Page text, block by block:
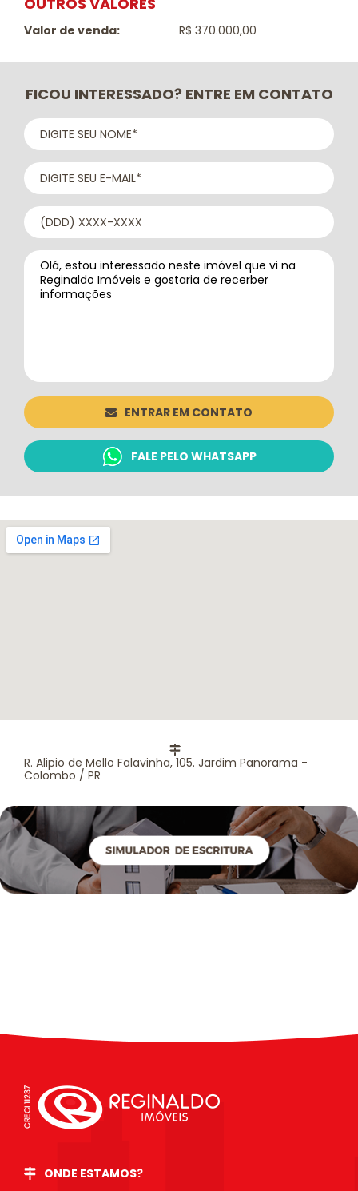
Valor de venda: R$ 370.000,00
FICOU INTERESSADO? ENTRE EM CONTATO
ENTRAR EM CONTATO
FALE PELO WHATSAPP
R. Alipio de Mello Falavinha, 105. Jardim Panorama -
Colombo / PR
ONDE ESTAMOS?